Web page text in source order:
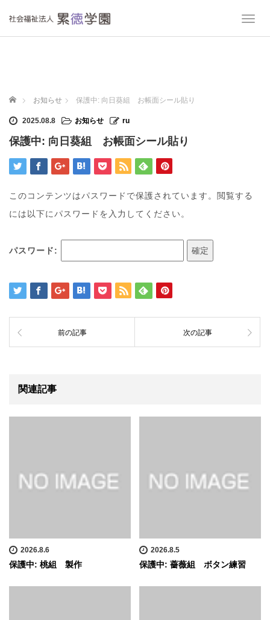
T
n
ホーム お知らせ 保護中: 向日葵組 お帳面シール貼り
2025.08.8 お知らせ ru
保護中: 向日葵組 お帳面シール貼り
このコンテンツはパスワードで保護されています。閲覧する
には以下にパスワードを入力してください。
パスワード:
前の記事 次の記事
関連記事
2026.8.6
保護中: 桃組 製作
2026.8.5
保護中: 薔薇組 ボタン練習